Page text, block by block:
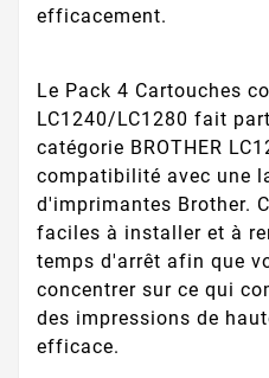
efficacement.
Le Pack 4 Cartouches
LC1240/LC1280 fait
catégorie BROTHER
compatibilité avec une
d'imprimantes Brother.
faciles à installer et à
temps d'arrêt afin que
concentrer sur ce qui
des impressions de
efficace.